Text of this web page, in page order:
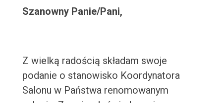
Szanowny Panie/Pani,
Z wielką radością składam swoje
podanie o stanowisko Koordynatora
Salonu w Państwa renomowanym